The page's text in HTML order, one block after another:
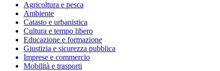
Agricoltura e pesca
Ambiente
Catasto e urbanistica
Cultura e tempo libero
Educazione e formazione
Giustizia e sicurezza pubblica
Imprese e commercio
Mobilità e trasporti